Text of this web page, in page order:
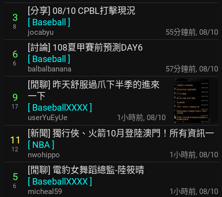
3
8
[分享] 08/10 CPBL打擊現況
[ Baseball ]
jocabyu 55分鐘前, 08/10
6
6
[討論] 108夏甲賽前預測DAY6
[ Baseball ]
balbalbanana 57分鐘前, 08/10
9
17
[閒聊] 昨天舒服過爪下半季的進來
一下
[ BaseballXXXX]
userYuEyUe 1小時前, 08/10
11
12
[新聞] 獨行俠、火箭10月登陸澳門！所有資訊一
[ NBA]
nwohippo 1小時前, 08/10
5
6
[閒聊] 電豹女舞蹈總監-陸筱晴
[ BaseballXXXX]
micheal59 1小時前, 08/10